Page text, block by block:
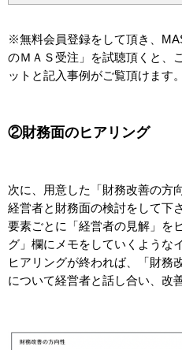
※無料会員登録をして頂き、
のＭＡＳ受注」を試聴頂くと、
ットと記入事例がご覧頂けます。
②財務面のヒアリング
次に、用意した「財務改善の方
経営者と財務面の検討をして下
要素ごとに「経営者の見解」を
グ」欄にメモをしていくような
ヒアリングが終われば、「財務
について経営者と話し合い、改